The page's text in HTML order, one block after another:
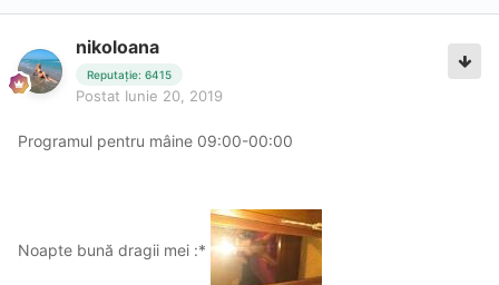
nikoloana
Reputație: 6415
Postat Iunie 20, 2019
Programul pentru mâine 09:00-00:00
Noapte bună dragii mei :*